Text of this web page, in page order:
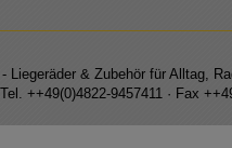
- Liegeräder & Zubehör für Alltag,
++49(0)4822-9457411 · Fax